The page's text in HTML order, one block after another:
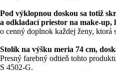
Pod výklopnou doskou sa totiž
a odkladací priestor na make-up,
o cenný doplnok každej ženy, ktorá
Stolík na výšku meria 74 cm,
Presný farebný odtieň tohto
S 4502-G.